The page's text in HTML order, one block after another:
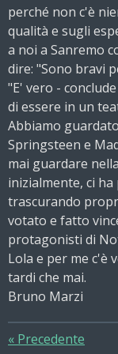
perché non c'è
qualità e sugli
a noi a Sanremo
dire: "Sono bravi
"E' vero -
di essere in un
Abbiamo
Springsteen e
mai guardare
inizialmente, ci
trascurando
votato e fatto
protagonisti di
Lola e per me c'è
tardi che mai.
Bruno Marzi
« Precedente